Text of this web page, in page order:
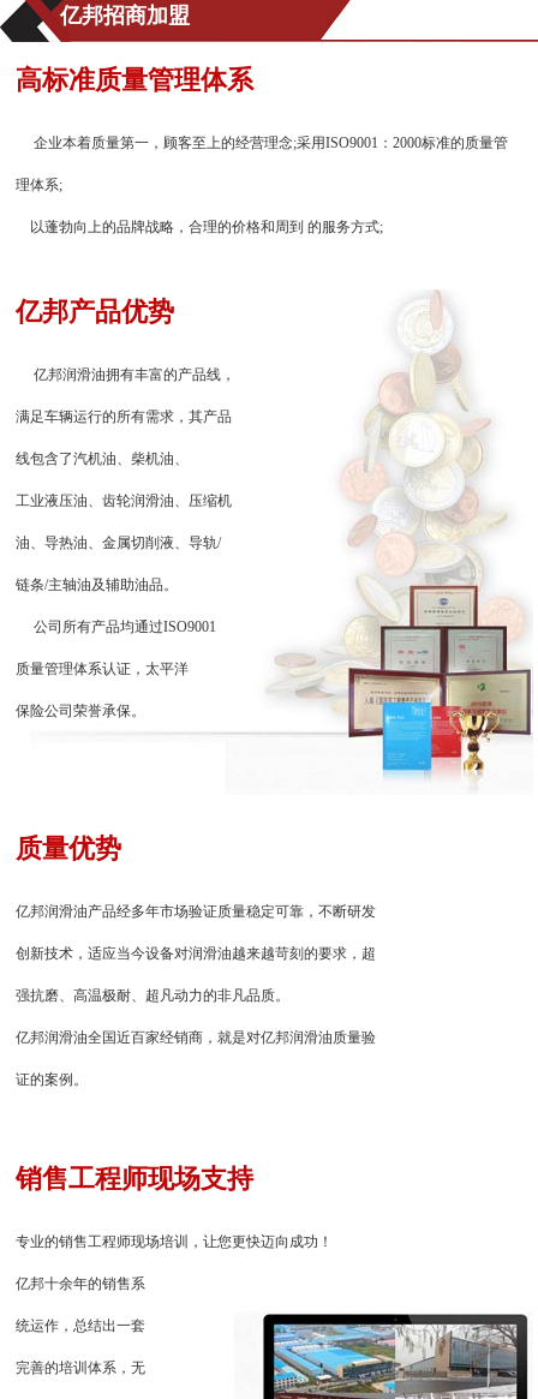
亿邦招商加盟
高标准质量管理体系
企业本着质量第一，顾客至上的经营理念;采用ISO9001：2000标准的质量管
理体系;
以蓬勃向上的品牌战略，合理的价格和周到 的服务方式;
亿邦产品优势
亿邦润滑油拥有丰富的产品线，
满足车辆运行的所有需求，其产品
线包含了汽机油、柴机油、
工业液压油、齿轮润滑油、压缩机
油、导热油、金属切削液、导轨/
链条/主轴油及辅助油品。
公司所有产品均通过ISO9001
质量管理体系认证，太平洋
保险公司荣誉承保。
质量优势
亿邦润滑油产品经多年市场验证质量稳定可靠，不断研发
创新技术，适应当今设备对润滑油越来越苛刻的要求，超
强抗磨、高温极耐、超凡动力的非凡品质。
亿邦润滑油全国近百家经销商，就是对亿邦润滑油质量验
证的案例。
销售工程师现场支持
专业的销售工程师现场培训，让您更快迈向成功！
亿邦十余年的销售系
统运作，总结出一套
完善的培训体系，无